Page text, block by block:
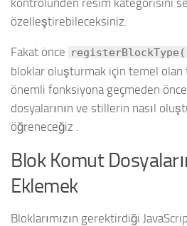
kontrolünden resim kategorisini
özelleştirebileceksiniz.
Fakat önce
bloklar oluşturmak için temel olan
önemli fonksiyona geçmeden
dosyalarının ve stillerin nasıl
öğreneceğiz .
Blok Komut
Eklemek
Bloklarımızın gerektirdiği